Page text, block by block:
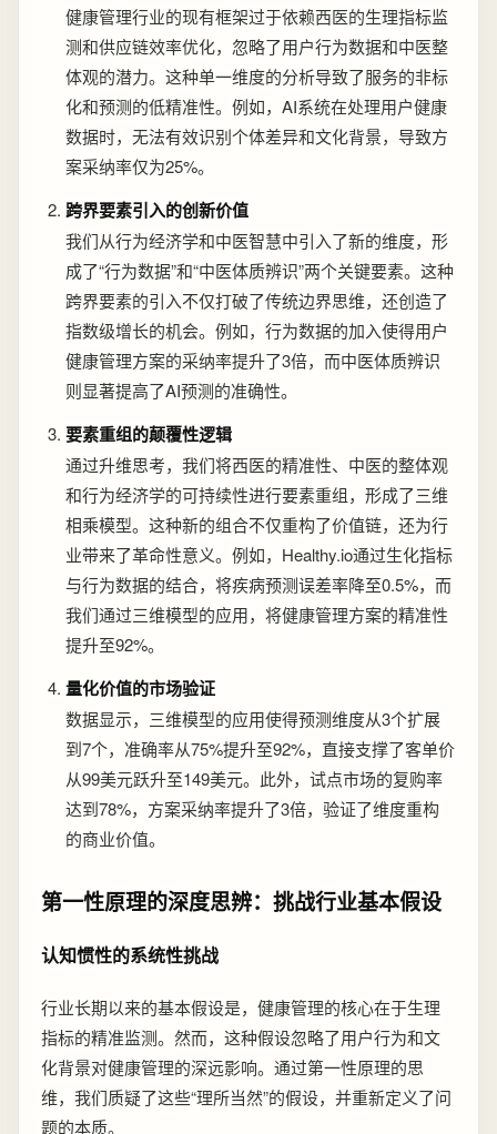
健康管理行业的现有框架过于依赖西医的生理指标监
测和供应链效率优化，忽略了用户行为数据和中医整
体观的潜力。这种单一维度的分析导致了服务的非标
化和预测的低精准性。例如，AI系统在处理用户健康
数据时，无法有效识别个体差异和文化背景，导致方
案采纳率仅为25%。
跨界要素引入的创新价值
我们从行为经济学和中医智慧中引入了新的维度，形
成了“行为数据”和“中医体质辨识”两个关键要素。这种
跨界要素的引入不仅打破了传统边界思维，还创造了
指数级增长的机会。例如，行为数据的加入使得用户
健康管理方案的采纳率提升了3倍，而中医体质辨识
则显著提高了AI预测的准确性。
要素重组的颠覆性逻辑
通过升维思考，我们将西医的精准性、中医的整体观
和行为经济学的可持续性进行要素重组，形成了三维
相乘模型。这种新的组合不仅重构了价值链，还为行
业带来了革命性意义。例如，Healthy.io通过生化指标
与行为数据的结合，将疾病预测误差率降至0.5%，而
我们通过三维模型的应用，将健康管理方案的精准性
提升至92%。
量化价值的市场验证
数据显示，三维模型的应用使得预测维度从3个扩展
到7个，准确率从75%提升至92%，直接支撑了客单价
从99美元跃升至149美元。此外，试点市场的复购率
达到78%，方案采纳率提升了3倍，验证了维度重构
的商业价值。
第一性原理的深度思辨：挑战行业基本假设
认知惯性的系统性挑战
行业长期以来的基本假设是，健康管理的核心在于生理
指标的精准监测。然而，这种假设忽略了用户行为和文
化背景对健康管理的深远影响。通过第一性原理的思
维，我们质疑了这些“理所当然”的假设，并重新定义了问
题的本质。